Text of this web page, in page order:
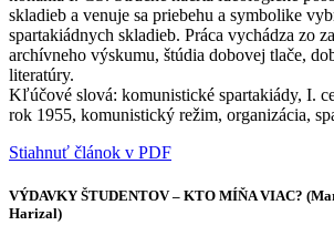
skladieb a venuje sa priebehu a symbolike
spartakiádnych skladieb. Práca vychádza zo
archívneho výskumu, štúdia dobovej tlače,
literatúry.
Kľúčové slová: komunistické spartakiády, I.
rok 1955, komunistický režim, organizácia,
Stiahnuť článok v PDF
VÝDAVKY ŠTUDENTOV – KTO MÍŇA VIAC?
Harizal)